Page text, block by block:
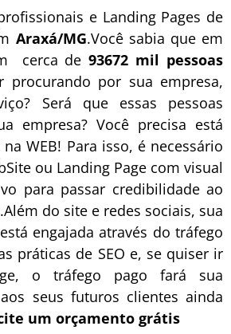
e Landing Pages de
Araxá/MG.Você sabia que em
cerca de93672 mil pessoas
procurando por sua empresa,
Será que essas pessoas
empresa? Você precisa está
WEB! Para isso, é necessário
ou Landing Page com visual
para passar credibilidade ao
do site e redes sociais, sua
engajada através do tráfego
práticas de SEO e, se quiser ir
o tráfego pago fará sua
seus futuros clientes ainda
um orçamento grátis